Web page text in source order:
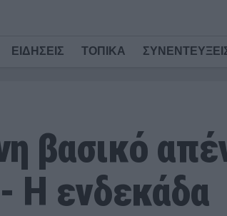
ΕΙΔΗΣΕΙΣ ΤΟΠΙΚΑ
βασικό
Η ενδεκάδα